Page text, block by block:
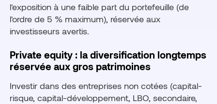
l'exposition à une faible part du portefeuille (de
l'ordre de 5 % maximum), réservée aux
investisseurs avertis.
Private equity : la diversification longtemps
réservée aux gros patrimoines
Investir dans des entreprises non cotées (capital-
risque, capital-développement, LBO, secondaire,